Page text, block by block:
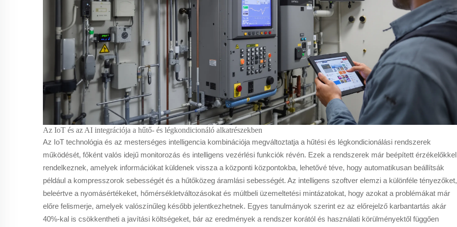
Az IoT és az AI integrációja a hűtő- és légkondicionáló alkatrészekben
Az IoT technológia és az mesterséges intelligencia kombinációja megváltoztatja a hűtési és légkondicionálási rendszerek
működését, főként valós idejű monitorozás és intelligens vezérlési funkciók révén. Ezek a rendszerek már beépített érzékelőkkel
rendelkeznek, amelyek információkat küldenek vissza a központi központokba, lehetővé téve, hogy automatikusan beállítsák
például a kompresszorok sebességét és a hűtőközeg áramlási sebességét. Az intelligens szoftver elemzi a különféle tényezőket,
beleértve a nyomásértékeket, hőmérsékletváltozásokat és múltbeli üzemeltetési mintázatokat, hogy azokat a problémákat már
előre felismerje, amelyek valószínűleg később jelentkezhetnek. Egyes tanulmányok szerint ez az előrejelző karbantartás akár
40%-kal is csökkentheti a javítási költségeket, bár az eredmények a rendszer korától és használati körülményektől függően